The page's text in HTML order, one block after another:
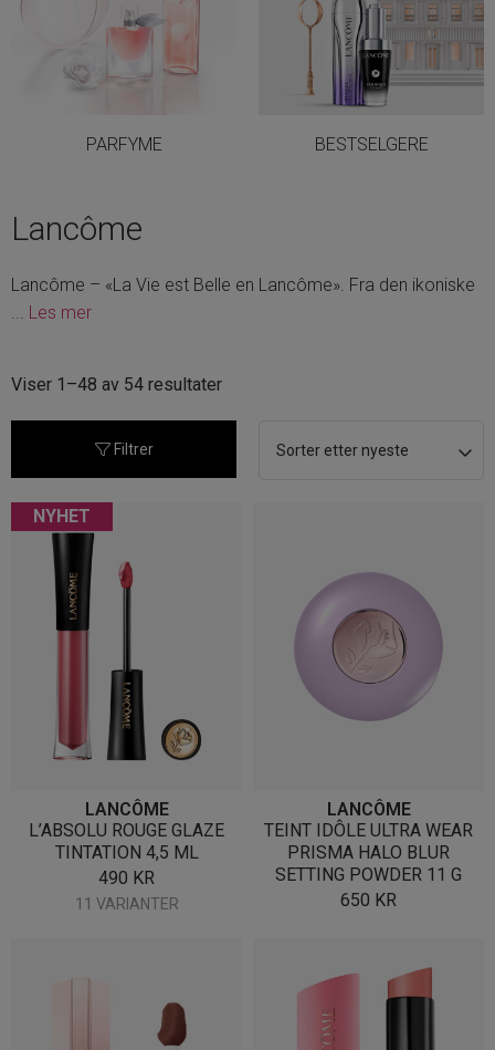
PARFYME BESTSELGERE
Lancôme
Lancôme – «La Vie est Belle en Lancôme». Fra den ikoniske
... Les mer
Viser 1–48 av 54 resultaterSortert
Filtrer
NYHET
LANCÔME
L’ABSOLU ROUGE GLAZE
TINTATION 4,5 ML
490 KR
11 VARIANTER
LANCÔME
TEINT IDÔLE ULTRA WEAR
PRISMA HALO BLUR
SETTING POWDER 11 G
650 KR